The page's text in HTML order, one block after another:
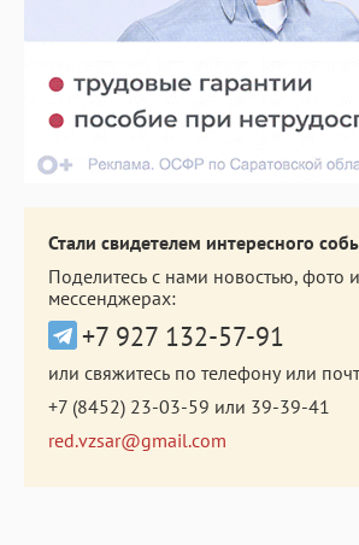
Стали свидетелем интересного
Поделитесь с нами новостью, фото
мессенджерах:
+7 927 132-57-91
или свяжитесь по телефону или
+7 (8452) 23-03-59 или 39-39-41
red.vzsar@gmail.com